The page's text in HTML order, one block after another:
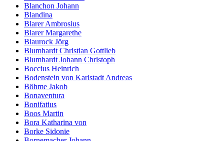
Blanchon Johann
Blandina
Blarer Ambrosius
Blarer Margarethe
Blaurock Jörg
Blumhardt Christian Gottlieb
Blumhardt Johann Christoph
Boccius Heinrich
Bodenstein von Karlstadt Andreas
Böhme Jakob
Bonaventura
Bonifatius
Boos Martin
Bora Katharina von
Borke Sidonie